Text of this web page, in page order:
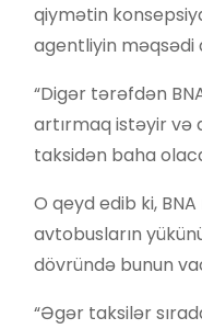
qiymətin
agentliyin məqsədi
“Digər tərəfdən
artırmaq istəyir və
taksidən baha
O qeyd edib ki,
avtobusların
dövründə bunun
“Əgər taksilər